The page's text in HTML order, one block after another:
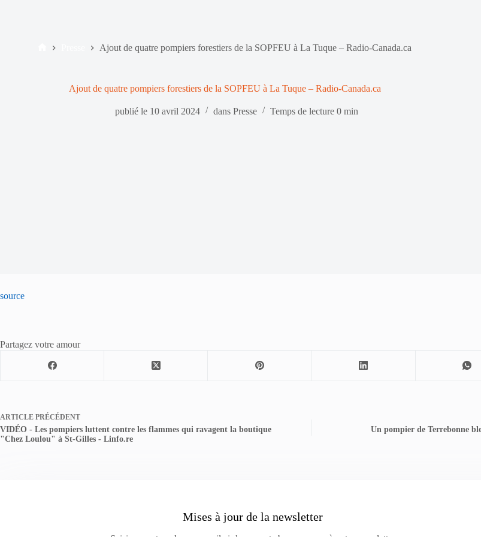
Ajout de quatre pompiers forestiers de la SOPFEU à La Tuque – Radio-Canada.ca
Ajout de quatre pompiers forestiers de la SOPFEU à La Tuque – Radio-Canada.ca
publié le 10 avril 2024 dans Presse Temps de lecture 0 min
source
Partagez votre amour
ARTICLE PRÉCÉDENT
VIDÉO - Les pompiers luttent contre les flammes qui ravagent la boutique
"Chez Loulou" à St-Gilles - Linfo.re
Un pompier de Terrebonne
Mises à jour de la newsletter